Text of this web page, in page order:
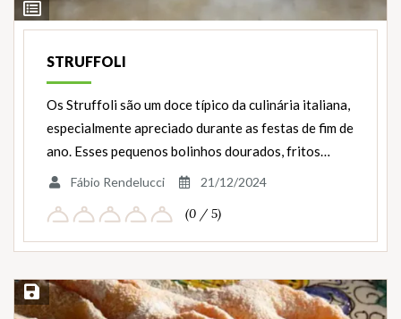
Ver
Ingredientes
STRUFFOLI
Os Struffoli são um doce típico da culinária italiana,
especialmente apreciado durante as festas de fim de
ano. Esses pequenos bolinhos dourados, fritos…
Fábio Rendelucci 21/12/2024
(0 / 5)
Salvar Receita